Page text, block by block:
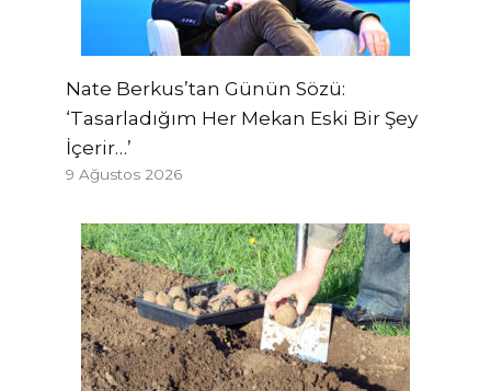
Nate Berkus’tan Günün Sözü:
‘Tasarladığım Her Mekan Eski Bir Şey
İçerir…’
9 Ağustos 2026